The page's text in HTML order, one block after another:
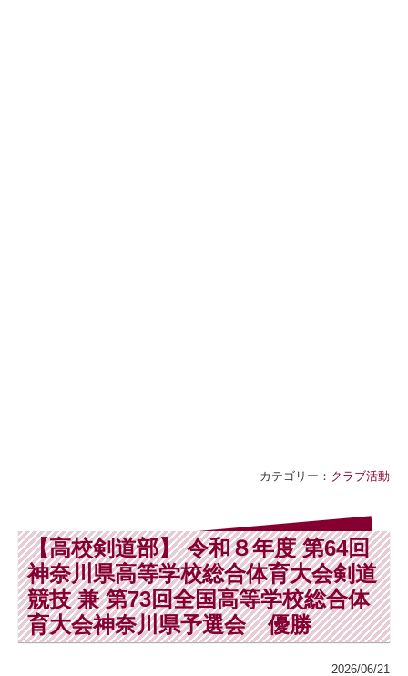
カテゴリー： クラブ活動
【高校剣道部】 令和８年度 第64回
神奈川県高等学校総合体育大会剣道
競技 兼 第73回全国高等学校総合体
育大会神奈川県予選会 優勝
2026/06/21